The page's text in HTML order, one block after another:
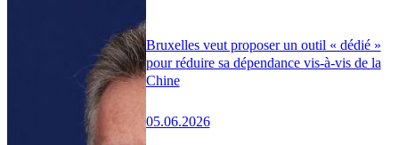
Bruxelles veut proposer un outil « dédié »
pour réduire sa dépendance vis-à-vis de la
Chine
05.06.2026